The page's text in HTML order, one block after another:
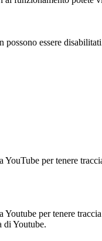
essere
YouTube per tenere
Youtube per tenere
di Youtube.